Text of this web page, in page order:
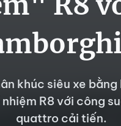
khúc siêu xe
R8 với công
quattro cải tiến.